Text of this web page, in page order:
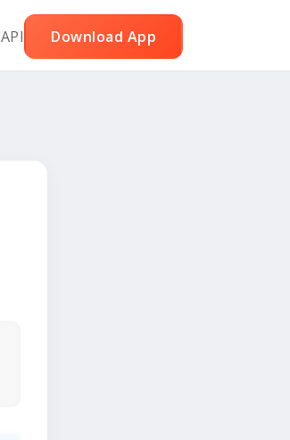
API Download App